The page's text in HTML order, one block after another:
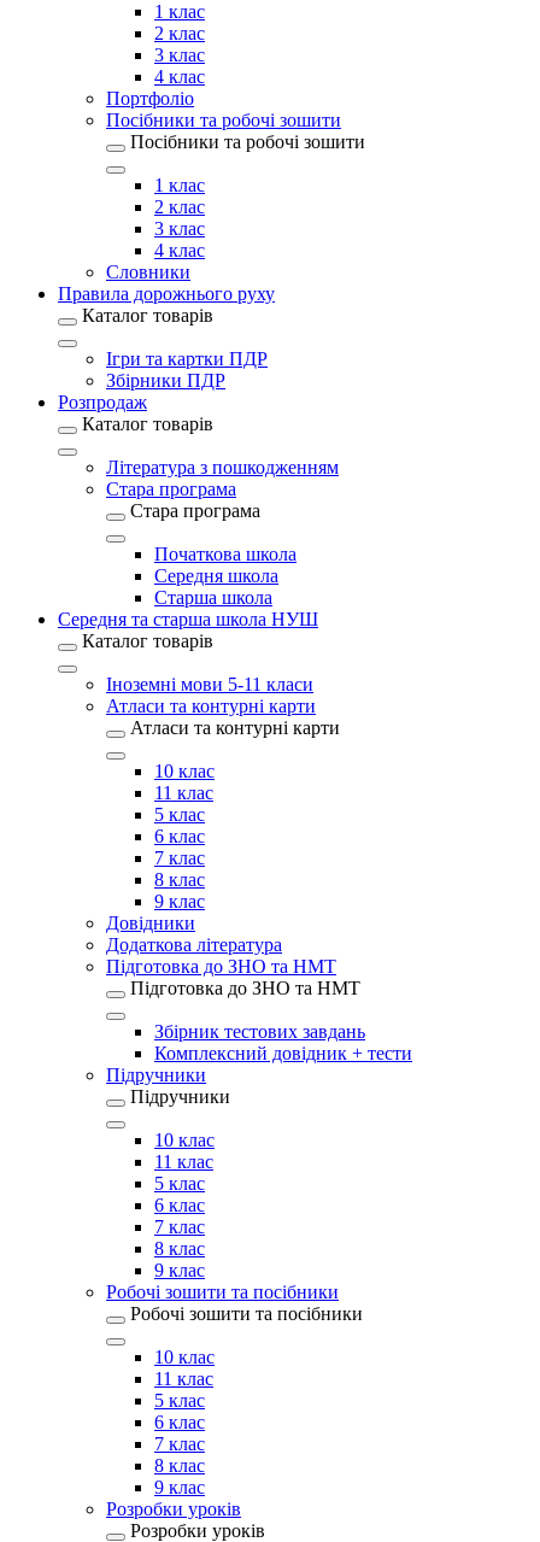
1 клас
2 клас
3 клас
4 клас
Портфоліо
Посібники та робочі зошити
Посібники та робочі зошити
1 клас
2 клас
3 клас
4 клас
Словники
Правила дорожнього руху
Каталог товарів
Ігри та картки ПДР
Збірники ПДР
Розпродаж
Каталог товарів
Література з пошкодженням
Стара програма
Стара програма
Початкова школа
Середня школа
Старша школа
Середня та старша школа НУШ
Каталог товарів
Іноземні мови 5-11 класи
Атласи та контурні карти
Атласи та контурні карти
10 клас
11 клас
5 клас
6 клас
7 клас
8 клас
9 клас
Довідники
Додаткова література
Підготовка до ЗНО та НМТ
Підготовка до ЗНО та НМТ
Збірник тестових завдань
Комплексний довідник + тести
Підручники
Підручники
10 клас
11 клас
5 клас
6 клас
7 клас
8 клас
9 клас
Робочі зошити та посібники
Робочі зошити та посібники
10 клас
11 клас
5 клас
6 клас
7 клас
8 клас
9 клас
Розробки уроків
Розробки уроків